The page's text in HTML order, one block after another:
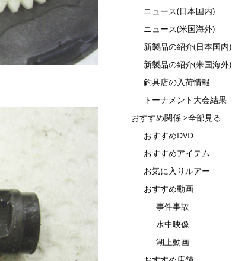
ニュース(日本国内)
ニュース(米国海外)
新製品の紹介(日本国内)
新製品の紹介(米国海外)
釣具店の入荷情報
トーナメント大会結果
おすすめ関係 >全部見る
おすすめDVD
おすすめアイテム
お気に入りルアー
おすすめ動画
事件事故
水中映像
湖上動画